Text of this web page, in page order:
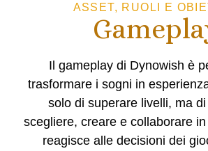
ASSET, RUOLI E
Il gameplay di Dynowish è
trasformare i sogni in
solo di superare livelli, ma
scegliere, creare e collaborare
reagisce alle decisioni dei